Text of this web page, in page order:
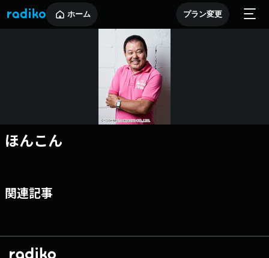
ホーム プラン変更
ほんこん
関連記事